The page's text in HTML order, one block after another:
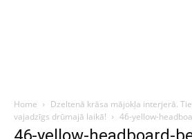
Home
Dzeltenā krāsa mājokļa interjerā.
vajadzīgs drūmajā laikā!
46-yellow-